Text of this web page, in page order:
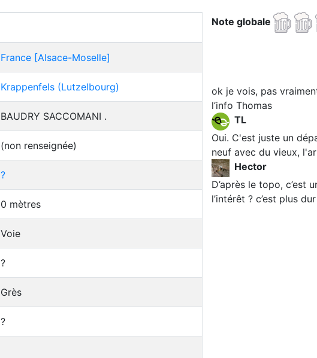
France [Alsace-Moselle]
Krappenfels (Lutzelbourg)
BAUDRY SACCOMANI .
(non renseignée)
?
0 mètres
Voie
?
Grès
?
Note globale
ok je vois, pas
l’info Thomas
TL
Oui. C'est juste un
neuf avec du vieux,
Hector
D’après le topo,
l’intérêt ? c’est plus